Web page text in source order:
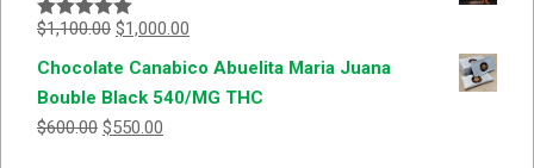
Valorado
5
$1,100.00 $1,000.00
Chocolate Canabico Abuelita Maria Juana
Bouble Black 540/MG THC
$600.00 $550.00